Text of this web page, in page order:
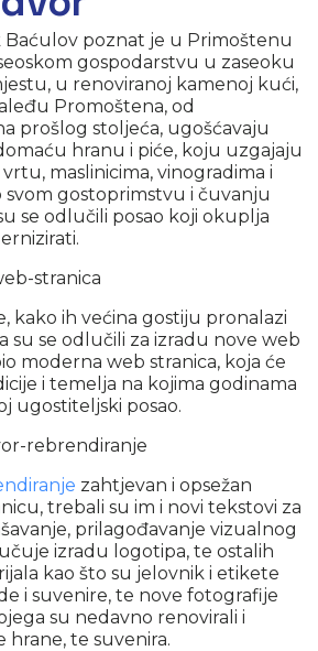
Baćulov poznat je u Primoštenu
gospodarstvu u zaseoku
u renoviranoj kamenoj kući,
Promoštena, od
prošlog stoljeća, ugošćavaju
hranu i piće, koju uzgajaju
maslinicima, vinogradima i
svom gostoprimstvu i čuvanju
se odlučili posao koji okuplja
kako ih većina gostiju pronalazi
su se odlučili za izradu nove web
moderna web stranica, koja će
i temelja na kojima godinama
ugostiteljski posao.
zahtjevan i opsežan
trebali su im i novi tekstovi za
prilagođavanje vizualnog
izradu logotipa, te ostalih
kao što su jelovnik i etikete
i suvenire, te nove fotografije
su nedavno renovirali i
hrane, te suvenira.